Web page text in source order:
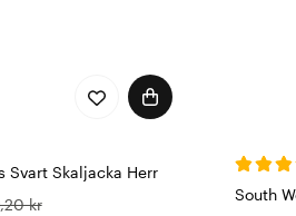
Svart Skaljacka Herr
kr
South